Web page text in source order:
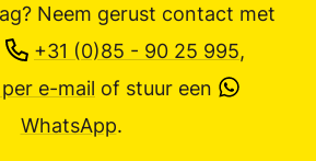
Neem gerust contact met
+31 (0)85 - 90 25 995,
e-mail of stuur een
WhatsApp.